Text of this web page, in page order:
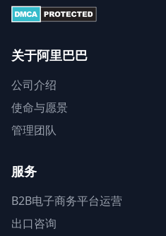
关于阿里巴巴
公司介绍
使命与愿景
管理团队
服务
B2B电子商务平台运营
出口咨询